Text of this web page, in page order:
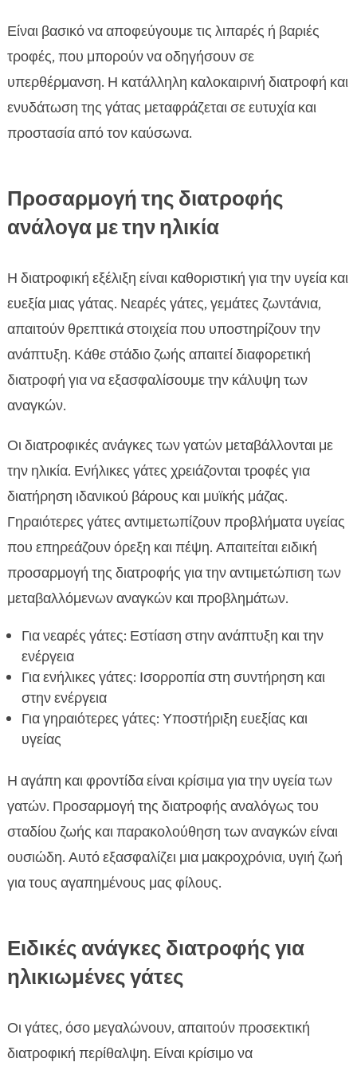
Είναι βασικό να αποφεύγουμε τις λιπαρές ή βαριές
τροφές, που μπορούν να οδηγήσουν σε
υπερθέρμανση. Η κατάλληλη καλοκαιρινή διατροφή και
ενυδάτωση της γάτας μεταφράζεται σε ευτυχία και
προστασία από τον καύσωνα.
Προσαρμογή της διατροφής
ανάλογα με την ηλικία
Η διατροφική εξέλιξη είναι καθοριστική για την υγεία και
ευεξία μιας γάτας. Νεαρές γάτες, γεμάτες ζωντάνια,
απαιτούν θρεπτικά στοιχεία που υποστηρίζουν την
ανάπτυξη. Κάθε στάδιο ζωής απαιτεί διαφορετική
διατροφή για να εξασφαλίσουμε την κάλυψη των
αναγκών.
Οι διατροφικές ανάγκες των γατών μεταβάλλονται με
την ηλικία. Ενήλικες γάτες χρειάζονται τροφές για
διατήρηση ιδανικού βάρους και μυϊκής μάζας.
Γηραιότερες γάτες αντιμετωπίζουν προβλήματα υγείας
που επηρεάζουν όρεξη και πέψη. Απαιτείται ειδική
προσαρμογή της διατροφής για την αντιμετώπιση των
μεταβαλλόμενων αναγκών και προβλημάτων.
Για νεαρές γάτες: Εστίαση στην ανάπτυξη και την
ενέργεια
Για ενήλικες γάτες: Ισορροπία στη συντήρηση και
στην ενέργεια
Για γηραιότερες γάτες: Υποστήριξη ευεξίας και
υγείας
Η αγάπη και φροντίδα είναι κρίσιμα για την υγεία των
γατών. Προσαρμογή της διατροφής αναλόγως του
σταδίου ζωής και παρακολούθηση των αναγκών είναι
ουσιώδη. Αυτό εξασφαλίζει μια μακροχρόνια, υγιή ζωή
για τους αγαπημένους μας φίλους.
Ειδικές ανάγκες διατροφής για
ηλικιωμένες γάτες
Οι γάτες, όσο μεγαλώνουν, απαιτούν προσεκτική
διατροφική περίθαλψη. Είναι κρίσιμο να